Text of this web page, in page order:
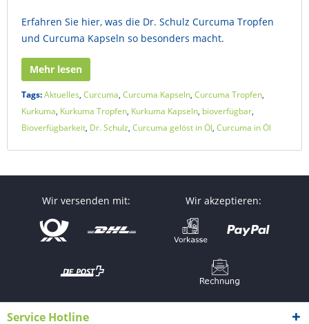
Erfahren Sie hier, was die Dr. Schulz Curcuma Tropfen
und Curcuma Kapseln so besonders macht.
Mehr lesen
Tags:Aktuelles, Curcuma, Curcuma Kapseln, Curcuma Tropfen,
Kurkuma, Kurkuma Tropfen, Kurkuma Kapseln, bioverfügbar,
Bioverfügbarkeit, Dr. Schulz, Curcuma gelöst in Öl, Curcuma in Öl
Wir versenden mit: Wir akzeptieren:
Service Hotline